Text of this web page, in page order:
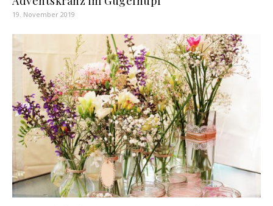
19. November 2019